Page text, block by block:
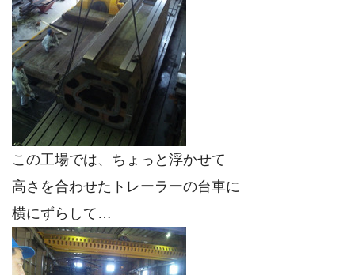
この工場では、ちょっと浮かせて
高さを合わせたトレーラーの台車に
横にずらして…